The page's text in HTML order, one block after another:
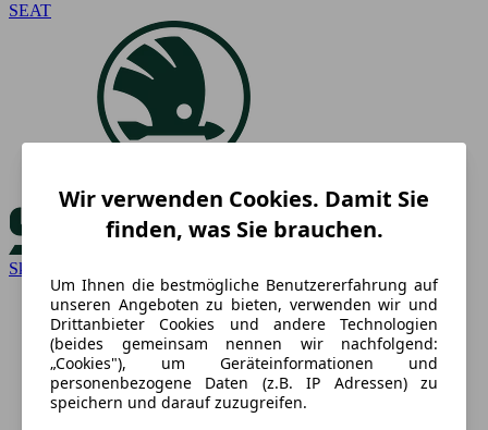
SEAT
Skoda
Wir verwenden Cookies. Damit Sie
finden, was Sie brauchen.
Um Ihnen die bestmögliche Benutzererfahrung auf
unseren Angeboten zu bieten, verwenden wir und
Drittanbieter Cookies und andere Technologien
(beides gemeinsam nennen wir nachfolgend:
„Cookies"), um Geräteinformationen und
personenbezogene Daten (z.B. IP Adressen) zu
speichern und darauf zuzugreifen.